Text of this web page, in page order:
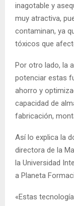
inagotable y
muy atractiva,
contaminan, ya
tóxicos que
Por otro lado, la
potenciar estas
ahorro y
capacidad de
fabricación,
Así lo explica la
directora de la
la Universidad
a Planeta
«Estas